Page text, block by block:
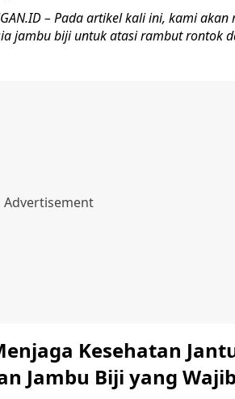
– Pada artikel kali ini, kami
jambu biji untuk atasi rambut rontok
Kesehatan
Jambu Biji yang